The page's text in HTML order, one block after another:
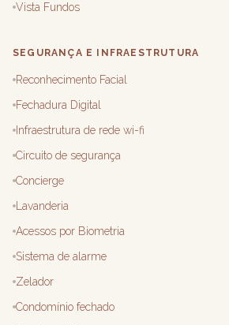
Vista Fundos
SEGURANÇA E INFRAESTRUTURA
Reconhecimento Facial
Fechadura Digital
Infraestrutura de rede wi-fi
Circuito de segurança
Concierge
Lavanderia
Acessos por Biometria
Sistema de alarme
Zelador
Condomínio fechado